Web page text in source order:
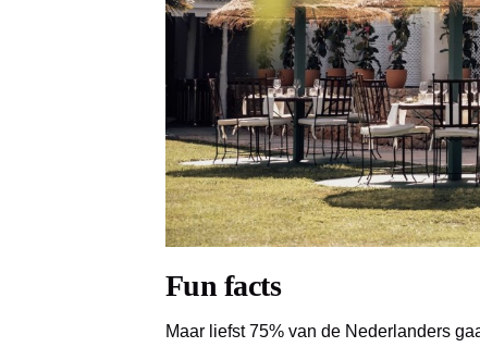
Fun facts
Maar liefst 75% van de Nederlanders